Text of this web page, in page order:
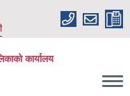
कार्यालय